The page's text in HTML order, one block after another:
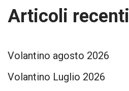
Articoli recenti
Volantino agosto 2026
Volantino Luglio 2026